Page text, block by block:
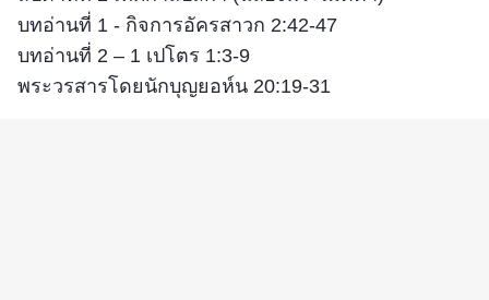
บทอ่านที่ 1 - กิจการอัครสาวก 2:42-47
บทอ่านที่ 2 – 1 เปโตร 1:3-9
พระวรสารโดยนักบุญยอห์น 20:19-31